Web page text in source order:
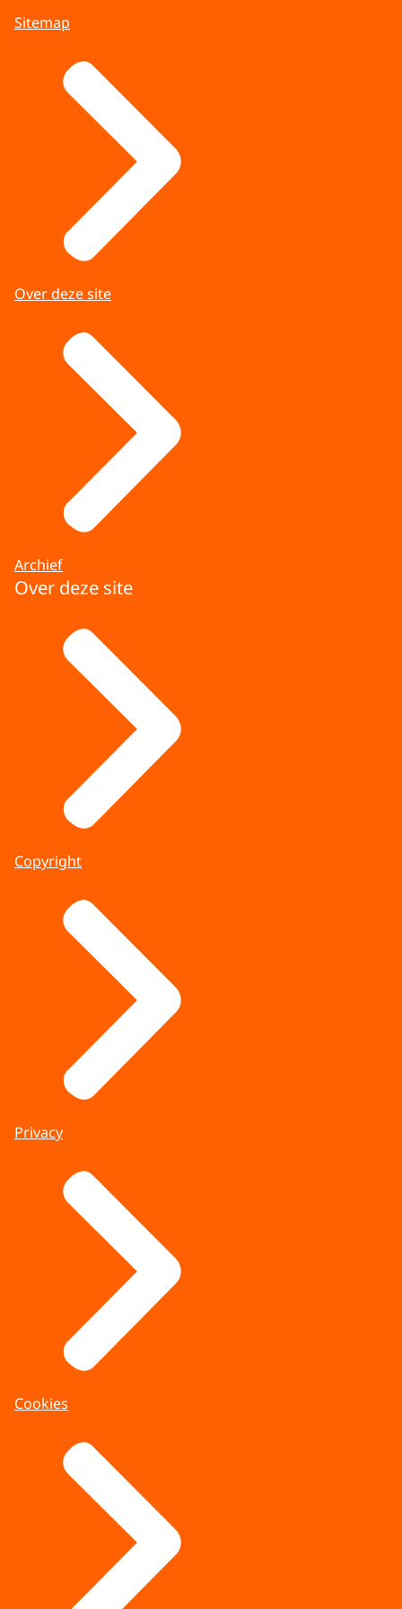
Sitemap
Over deze site
Archief
Over deze site
Copyright
Privacy
Cookies